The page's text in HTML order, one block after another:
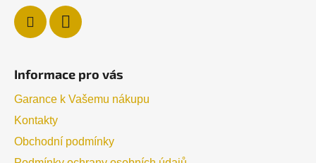
Informace pro vás
Garance k Vašemu nákupu
Kontakty
Obchodní podmínky